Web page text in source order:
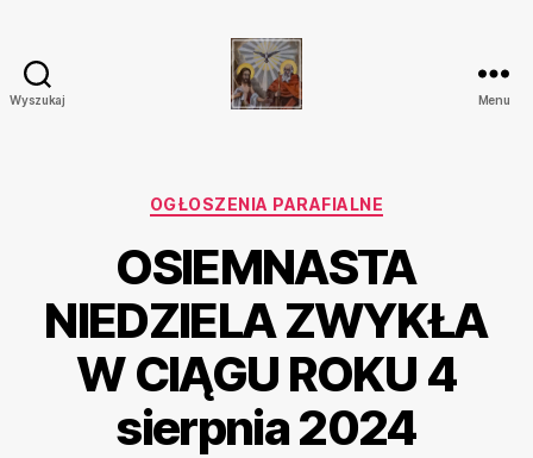
Wyszukaj
Trójcy
w
Ostrówku
Menu
Kategorie
OGŁOSZENIA PARAFIALNE
OSIEMNASTA
NIEDZIELA ZWYKŁA
W CIĄGU ROKU 4
sierpnia 2024